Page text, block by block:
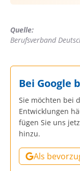
Quelle:
Berufsverband
Bei Google
Sie möchten bei
Entwicklungen
fügen Sie uns
hinzu.
Als